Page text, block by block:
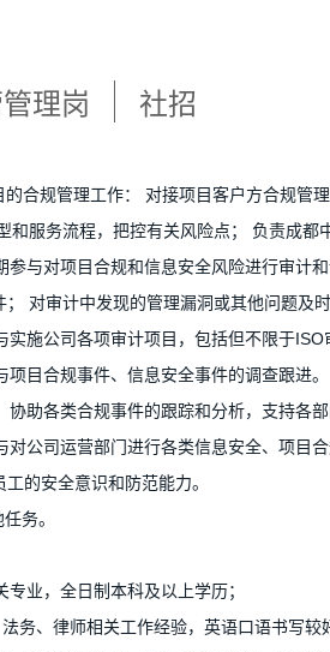
理岗 社招
的合规管理工作： 对接项目客户方合规管
和服务流程，把控有关风险点； 负责成都
参与对项目合规和信息安全风险进行审计
对审计中发现的管理漏洞或其他问题及时
实施公司各项审计项目，包括但不限于ISO
目合规事件、信息安全事件的调查跟进。
助各类合规事件的跟踪和分析，支持各部
对公司运营部门进行各类信息安全、项目
的安全意识和防范能力。
务。
业，全日制本科及以上学历；
务、律师相关工作经验，英语口语书写较